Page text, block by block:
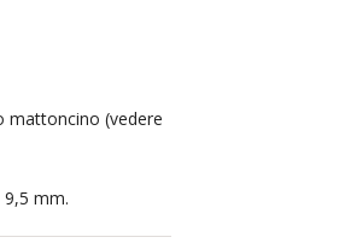
mattoncino (vedere
mm.